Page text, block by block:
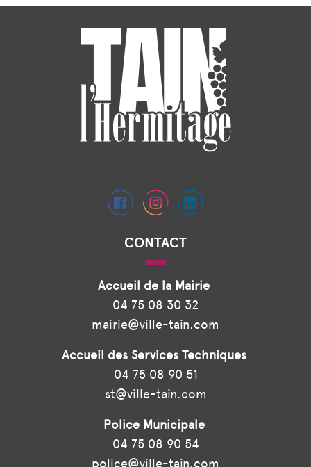
CONTACT
Accueil de la Mairie
04 75 08 30 32
mairie@ville-tain.com
Accueil des Services Techniques
04 75 08 90 51
st@ville-tain.com
Police Municipale
04 75 08 90 54
police@ville-tain.com